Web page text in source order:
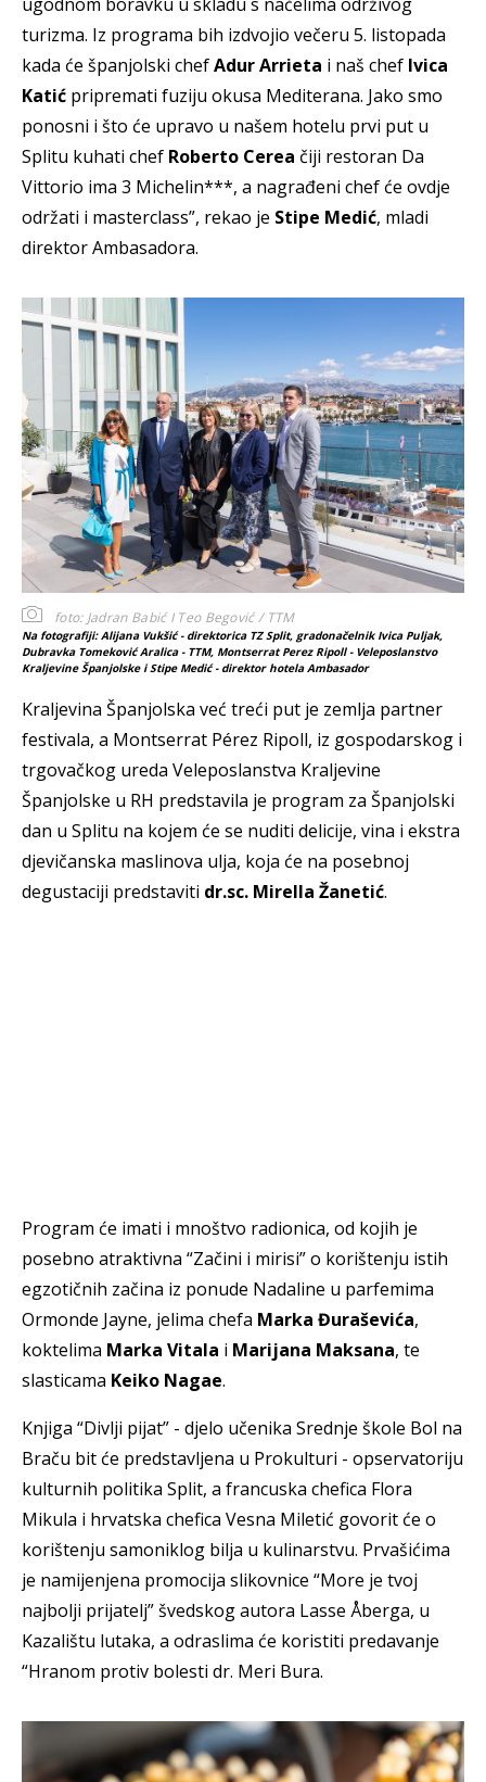
turizma. Iz programa bih izdvojio večeru 5. listopada
kada će španjolski chefAdur Arrieta i naš chef Ivica
Katić pripremati fuziju okusa Mediterana. Jako smo
ponosni i što će upravo u našem hotelu prvi put u
Splitu kuhati chef Roberto Cerea čiji restoran Da
Vittorio ima 3 Michelin***, a nagrađeni chef će ovdje
održati i masterclass”, rekao je Stipe Medić, mladi
direktor Ambasadora.
foto: Jadran Babić I Teo Begović / TTM
Na fotografiji: Alijana Vukšić - direktorica TZ Split, gradonačelnik Ivica Puljak,
Dubravka Tomeković Aralica - TTM, Montserrat Perez Ripoll - Veleposlanstvo
Kraljevine Španjolske i Stipe Medić - direktor hotela Ambasador
Kraljevina Španjolska već treći put je zemlja partner
festivala, a Montserrat Pérez Ripoll, iz gospodarskog i
trgovačkog ureda Veleposlanstva Kraljevine
Španjolske u RH predstavila je program za Španjolski
dan u Splitu na kojem će se nuditi delicije, vina i ekstra
djevičanska maslinova ulja, koja će na posebnoj
degustaciji predstaviti dr.sc. Mirella Žanetić.
Program će imati i mnoštvo radionica, od kojih je
posebno atraktivna “Začini i mirisi” o korištenju istih
egzotičnih začina iz ponude Nadaline u parfemima
Ormonde Jayne, jelima chefa Marka Đuraševića,
koktelima Marka Vitala i Marijana Maksana, te
slasticama Keiko Nagae.
Knjiga “Divlji pijat” - djelo učenika Srednje škole Bol na
Braču bit će predstavljena u Prokulturi - opservatoriju
kulturnih politika Split, a francuska chefica Flora
Mikula i hrvatska chefica Vesna Miletić govorit će o
korištenju samoniklog bilja u kulinarstvu. Prvašićima
je namijenjena promocija slikovnice “More je tvoj
najbolji prijatelj” švedskog autora Lasse Åberga, u
Kazalištu lutaka, a odraslima će koristiti predavanje
“Hranom protiv bolesti dr. Meri Bura.